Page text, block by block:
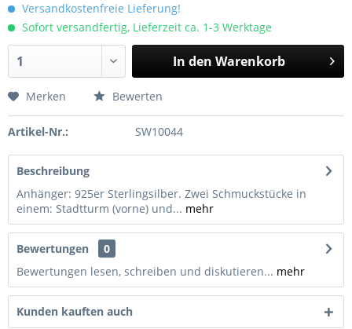
Versandkostenfreie Lieferung!
Sofort versandfertig, Lieferzeit ca. 1-3 Werktage
In den Warenkorb
Merken Bewerten
Artikel-Nr.: SW10044
Beschreibung
Anhänger: 925er Sterlingsilber. Zwei Schmuckstücke in
einem: Stadtturm (vorne) und... mehr
Bewertungen
0
Bewertungen lesen, schreiben und diskutieren... mehr
Kunden kauften auch